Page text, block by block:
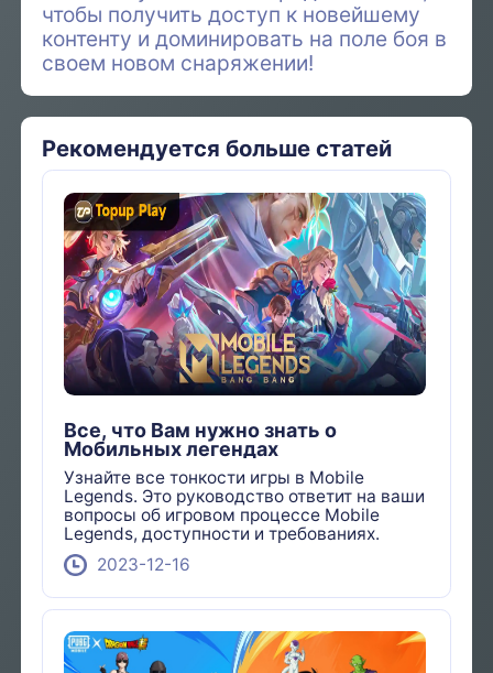
чтобы получить доступ к новейшему
контенту и доминировать на поле боя в
своем новом снаряжении!
Рекомендуется больше статей
Все, что Вам нужно знать о
Мобильных легендах
Узнайте все тонкости игры в Mobile
Legends. Это руководство ответит на ваши
вопросы об игровом процессе Mobile
Legends, доступности и требованиях.
2023-12-16